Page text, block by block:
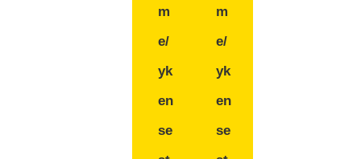
m
e/
yk
en
se
m
e/
yk
en
se